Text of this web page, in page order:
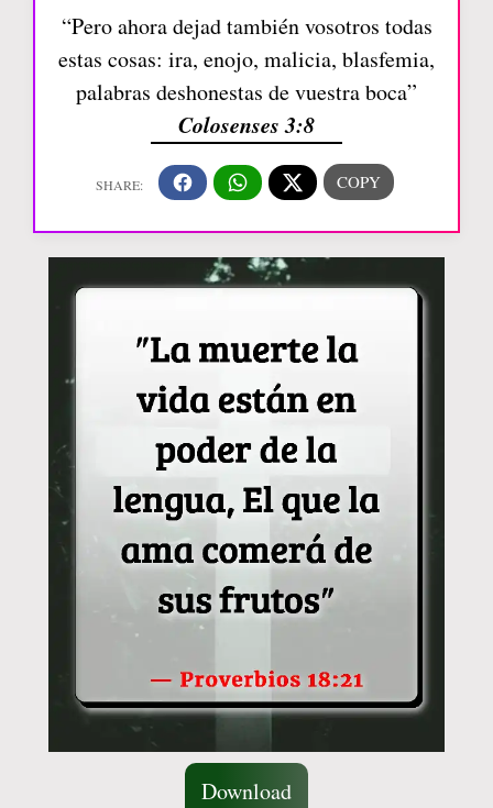
“Pero ahora dejad también vosotros todas
estas cosas: ira, enojo, malicia, blasfemia,
palabras deshonestas de vuestra boca”
Colosenses 3:8
Download